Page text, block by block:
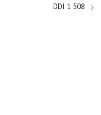
DDI 1 508